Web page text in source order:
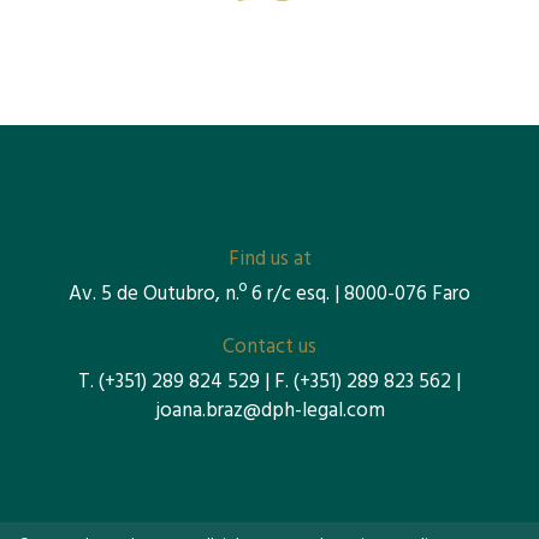
Find us at
Av. 5 de Outubro, n.º 6 r/c esq. | 8000-076 Faro
Contact us
T.(+351) 289 824 529 | F.(+351) 289 823 562|
joana.braz@dph-legal.com